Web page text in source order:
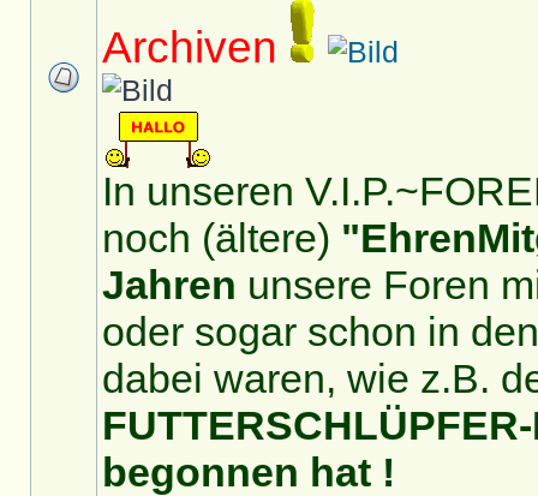
Archiven
In unseren
noch (ältere)
Jahren unsere Foren
oder sogar schon in
dabei waren, wie z.B.
begonnen hat !